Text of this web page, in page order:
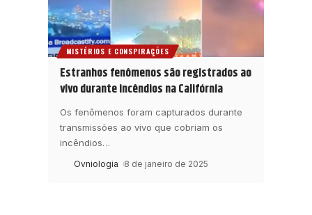
MISTÉRIOS E CONSPIRAÇÕES
Estranhos fenômenos são registrados ao
vivo durante incêndios na Califórnia
Os fenômenos foram capturados durante
transmissões ao vivo que cobriam os
incêndios…
Ovniologia 8 de janeiro de 2025